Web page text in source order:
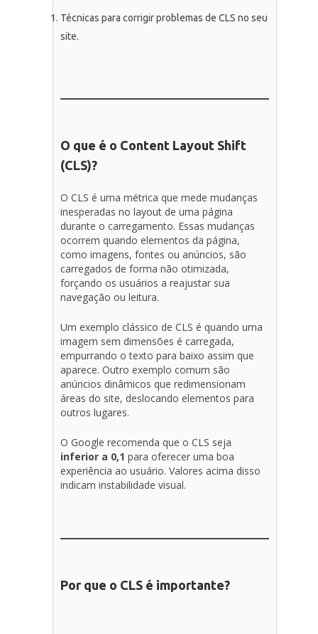
Técnicas para corrigir problemas de CLS no seu
site.
O que é o Content Layout Shift
(CLS)?
O CLS é uma métrica que mede mudanças
inesperadas no layout de uma página
durante o carregamento. Essas mudanças
ocorrem quando elementos da página,
como imagens, fontes ou anúncios, são
carregados de forma não otimizada,
forçando os usuários a reajustar sua
navegação ou leitura.
Um exemplo clássico de CLS é quando uma
imagem sem dimensões é carregada,
empurrando o texto para baixo assim que
aparece. Outro exemplo comum são
anúncios dinâmicos que redimensionam
áreas do site, deslocando elementos para
outros lugares.
O Google recomenda que o CLS seja
inferior a 0,1 para oferecer uma boa
experiência ao usuário. Valores acima disso
indicam instabilidade visual.
Por que o CLS é importante?